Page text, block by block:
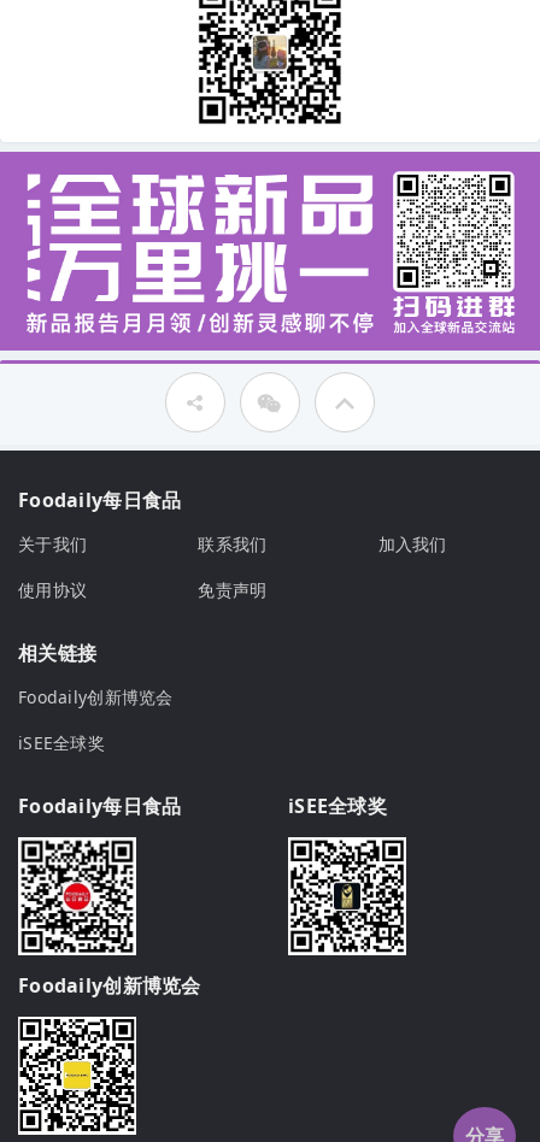
分享
Foodaily每日食品
关于我们 联系我们
加入我们
使用协议
免责声明
相关链接
Foodaily创新博览会
iSEE全球奖
Foodaily每日食品 iSEE全球奖
Foodaily创新博览会